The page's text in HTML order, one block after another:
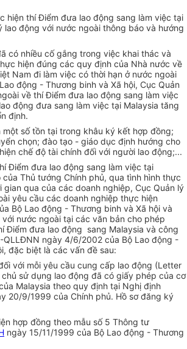
hiện thí Điểm đưa lao động sang làm việc tại
lao động với nước ngoài thông báo và hướng
có nhiều cố gắng trong việc khai thác và
hiện đúng các quy định của Nhà nước về
Nam đi làm việc có thời hạn ở nước ngoài
động - Thương binh và Xã hội, Cục Quản
về thí Điểm đưa lao động sang làm việc
động đưa sang làm việc tại Malaysia tăng
định.
một số tồn tại trong khâu ký kết hợp đồng;
chọn; đào tạo - giáo dục định hướng cho
chế độ tài chính đối với người lao động;...
Điểm đưa lao động sang làm việc tại
của Thủ tướng Chính phủ, qua tình hình thực
qua của các doanh nghiệp, Cục Quản lý
yêu cầu các doanh nghiệp thực hiện
Bộ Lao động - Thương binh và Xã hội và
với nước ngoài tại các văn bản cho phép
Điểm đưa lao động sang Malaysia và công
QLLĐNN ngày 4/6/2002 của Bộ Lao động -
đặc biệt là các vấn đề sau:
với mỗi yêu cầu cung cấp lao động (Letter
sử dụng lao động đã có giấy phép của cơ
Malaysia theo quy định tại Nghị định
20/9/1999 của Chính phủ. Hồ sơ đăng ký
hợp đồng theo mẫu số 5 Thông tư
ngày 15/11/1999 của Bộ Lao động - Thương